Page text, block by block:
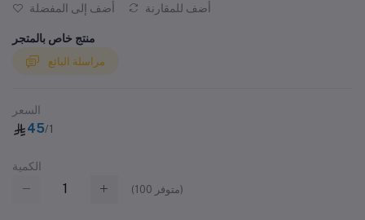
أضف إلى المفضلة أضف للمقارنة
منتج خاص بالمتجر
مراسلة البائع
السعر
45/1
الكمية
(100 متوفر)